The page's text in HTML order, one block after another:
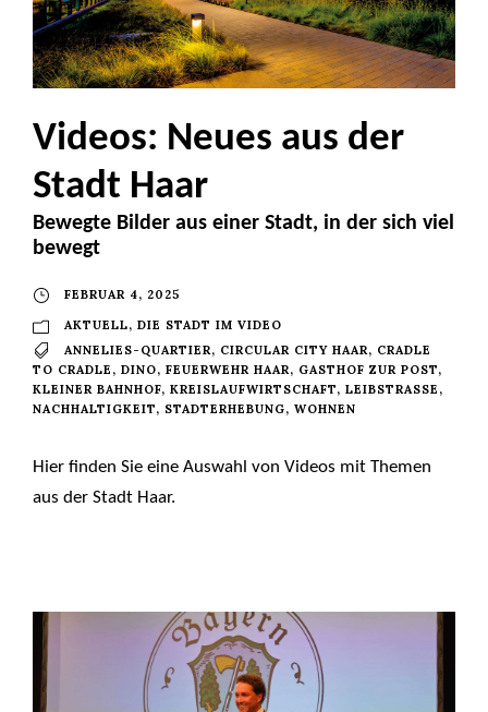
Videos: Neues aus der
Stadt Haar
Bewegte Bilder aus einer Stadt, in der sich viel
bewegt
FEBRUAR 4, 2025
AKTUELL, DIE STADT IM VIDEO
ANNELIES-QUARTIER, CIRCULAR CITY HAAR, CRADLE
TO CRADLE , DINO, FEUERWEHR HAAR, GASTHOF ZUR POST,
KLEINER BAHNHOF, KREISLAUFWIRTSCHAFT, LEIBSTRASSE
,
NACHHALTIGKEIT, STADTERHEBUNG, WOHNEN
Hier finden Sie eine Auswahl von Videos mit Themen
aus der Stadt Haar.